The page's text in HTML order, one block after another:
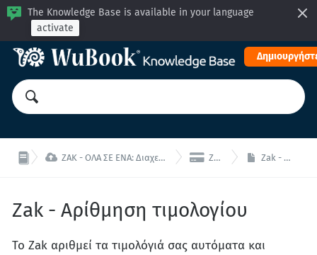
The Knowledge Base is available in your language
activate
 ZAK - ΟΛΑ ΣΕ ΕΝΑ: Διαχειριστείτε το κατάλυμα σας από μία ενιαία διεπαφή!  Zak - Οικονομικά Zak - Αρίθμηση τιμολογίου
Zak - Αρίθμηση τιμολογίου
Το Zak αριθμεί τα τιμολόγιά σας αυτόματα και